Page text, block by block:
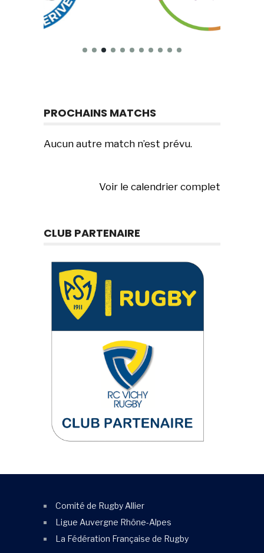
PROCHAINS MATCHS
Aucun autre match n’est prévu.
Voir le calendrier complet
CLUB PARTENAIRE
Comité de Rugby Allier
Ligue Auvergne Rhône-Alpes
La Fédération Française de Rugby